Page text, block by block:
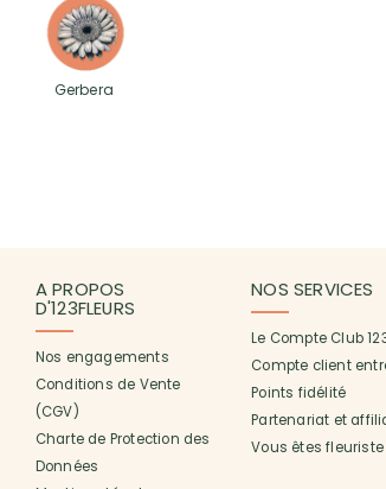
Gerbera
A PROPOS
D'123FLEURS
Nos engagements
Conditions de Vente
(CGV)
Charte de Protection des
Données
NOS SERVICES
Le Compte Club
Compte client
Points fidélité
Partenariat et
Vous êtes fleuriste